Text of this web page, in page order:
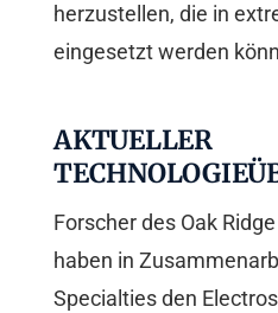
herzustellen, die in
eingesetzt werden
AKTUELLER
Forscher des Oak
haben in
Specialties den